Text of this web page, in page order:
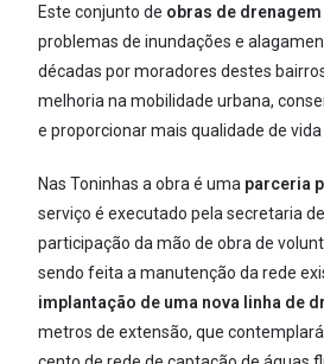
Este conjunto de obras de drenagem
problemas de inundações e
décadas por moradores destes
melhoria na mobilidade urbana,
e proporcionar mais qualidade de vida
Nas Toninhas a obra é uma parceria
serviço é executado pela secretaria
participação da mão de obra de
sendo feita a manutenção da rede
implantação de uma nova linha de
metros de extensão, que